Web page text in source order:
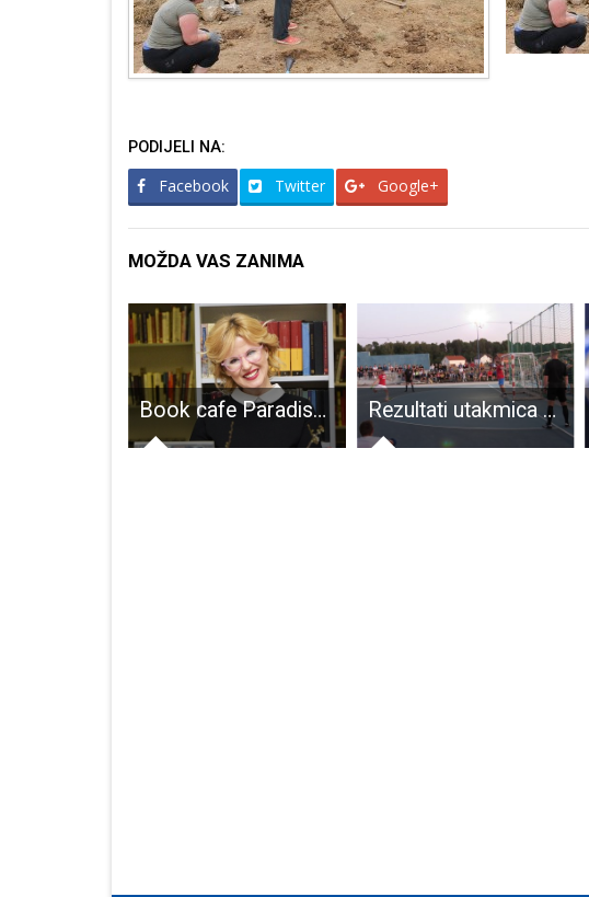
PODIJELI NA:
Facebook Twitter Google+
MOŽDA VAS ZANIMA
Book cafe Paradiso ponovno priprema važan društveni događaj Rezultati utakmica malonogometnog turnira u Ličkom Osiku igranih 1.kolovoza